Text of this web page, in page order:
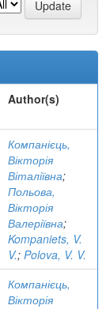
Author(s)
Компанієць,
Вікторія
Віталіївна;
Польова,
Вікторія
Валеріївна;
Kompaniets, V.
V.; Polova, V. V.
Компанієць,
Вікторія